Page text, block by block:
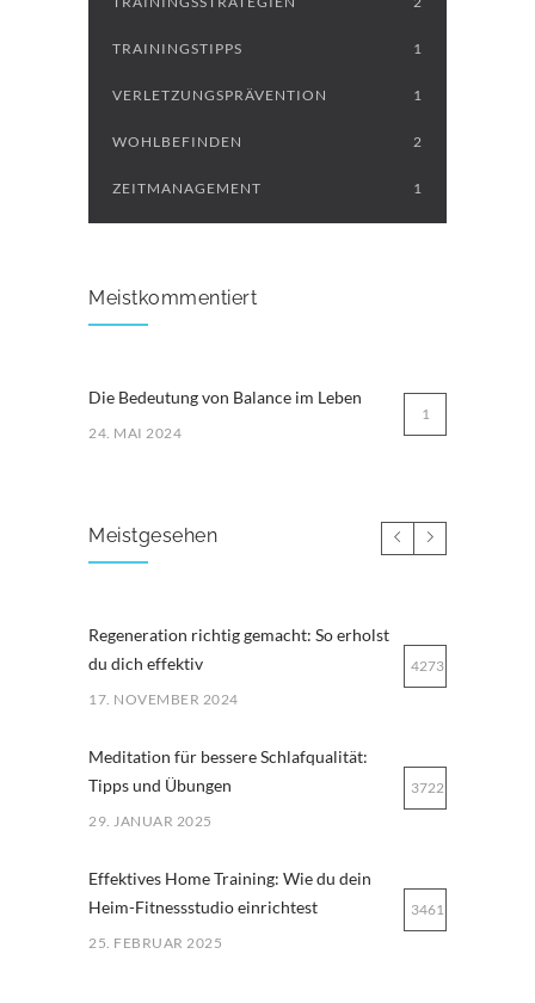
TRAININGSTIPPS 1
VERLETZUNGSPRÄVENTION 1
WOHLBEFINDEN 2
ZEITMANAGEMENT 1
Meistkommentiert
Die Bedeutung von Balance im Leben
24. MAI 2024
1
Meistgesehen
Regeneration richtig gemacht: So erholst
du dich effektiv
17. NOVEMBER 2024
4273
Meditation für bessere Schlafqualität:
Tipps und Übungen
29. JANUAR 2025
3722
Effektives Home Training: Wie du dein
Heim-Fitnessstudio einrichtest
25. FEBRUAR 2025
3461